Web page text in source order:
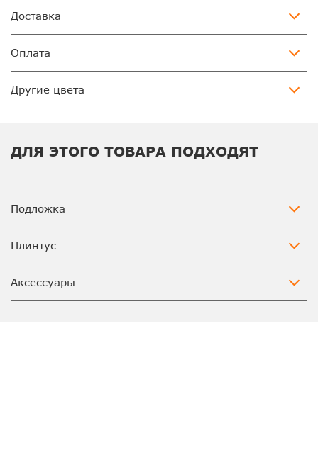
Доставка
Оплата
Другие цвета
ДЛЯ ЭТОГО ТОВАРА ПОДХОДЯТ
Подложка
Плинтус
Аксессуары